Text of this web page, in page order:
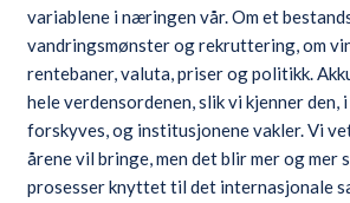
variablene i næringen vår. Om et
vandringsmønster og rekruttering, om
rentebaner, valuta, priser og politikk.
hele verdensordenen, slik vi kjenner den,
forskyves, og institusjonene vakler. Vi
årene vil bringe, men det blir mer og mer
prosesser knyttet til det internasjonale